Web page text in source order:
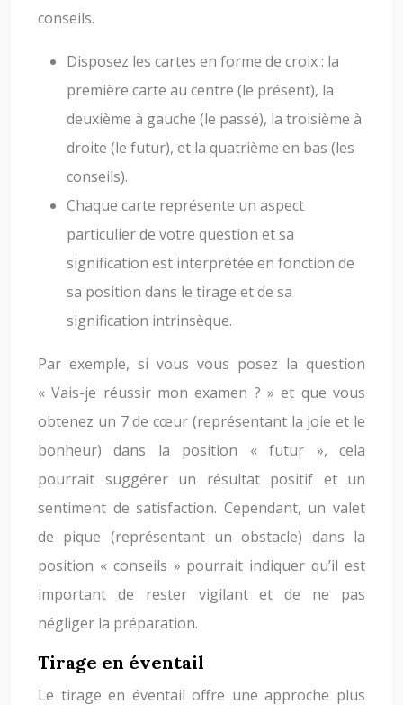
conseils.
Disposez les cartes en forme de croix : la
première carte au centre (le présent), la
deuxième à gauche (le passé), la troisième à
droite (le futur), et la quatrième en bas (les
conseils).
Chaque carte représente un aspect
particulier de votre question et sa
signification est interprétée en fonction de
sa position dans le tirage et de sa
signification intrinsèque.
Par exemple, si vous vous posez la question
« Vais-je réussir mon examen ? » et que vous
obtenez un 7 de cœur (représentant la joie et le
bonheur) dans la position « futur », cela
pourrait suggérer un résultat positif et un
sentiment de satisfaction. Cependant, un valet
de pique (représentant un obstacle) dans la
position « conseils » pourrait indiquer qu’il est
important de rester vigilant et de ne pas
négliger la préparation.
Tirage en éventail
Le tirage en éventail offre une approche plus